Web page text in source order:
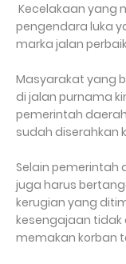
Kecelakaan yang
pengendara luka
marka jalan
Masyarakat yang
di jalan purnama
pemerintah
sudah diserahkan
Selain pemerintah
juga harus
kerugian yang
kesengajaan tidak
memakan korban